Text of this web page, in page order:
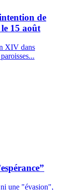
de
le 15 août
XIV dans
une "évasion",